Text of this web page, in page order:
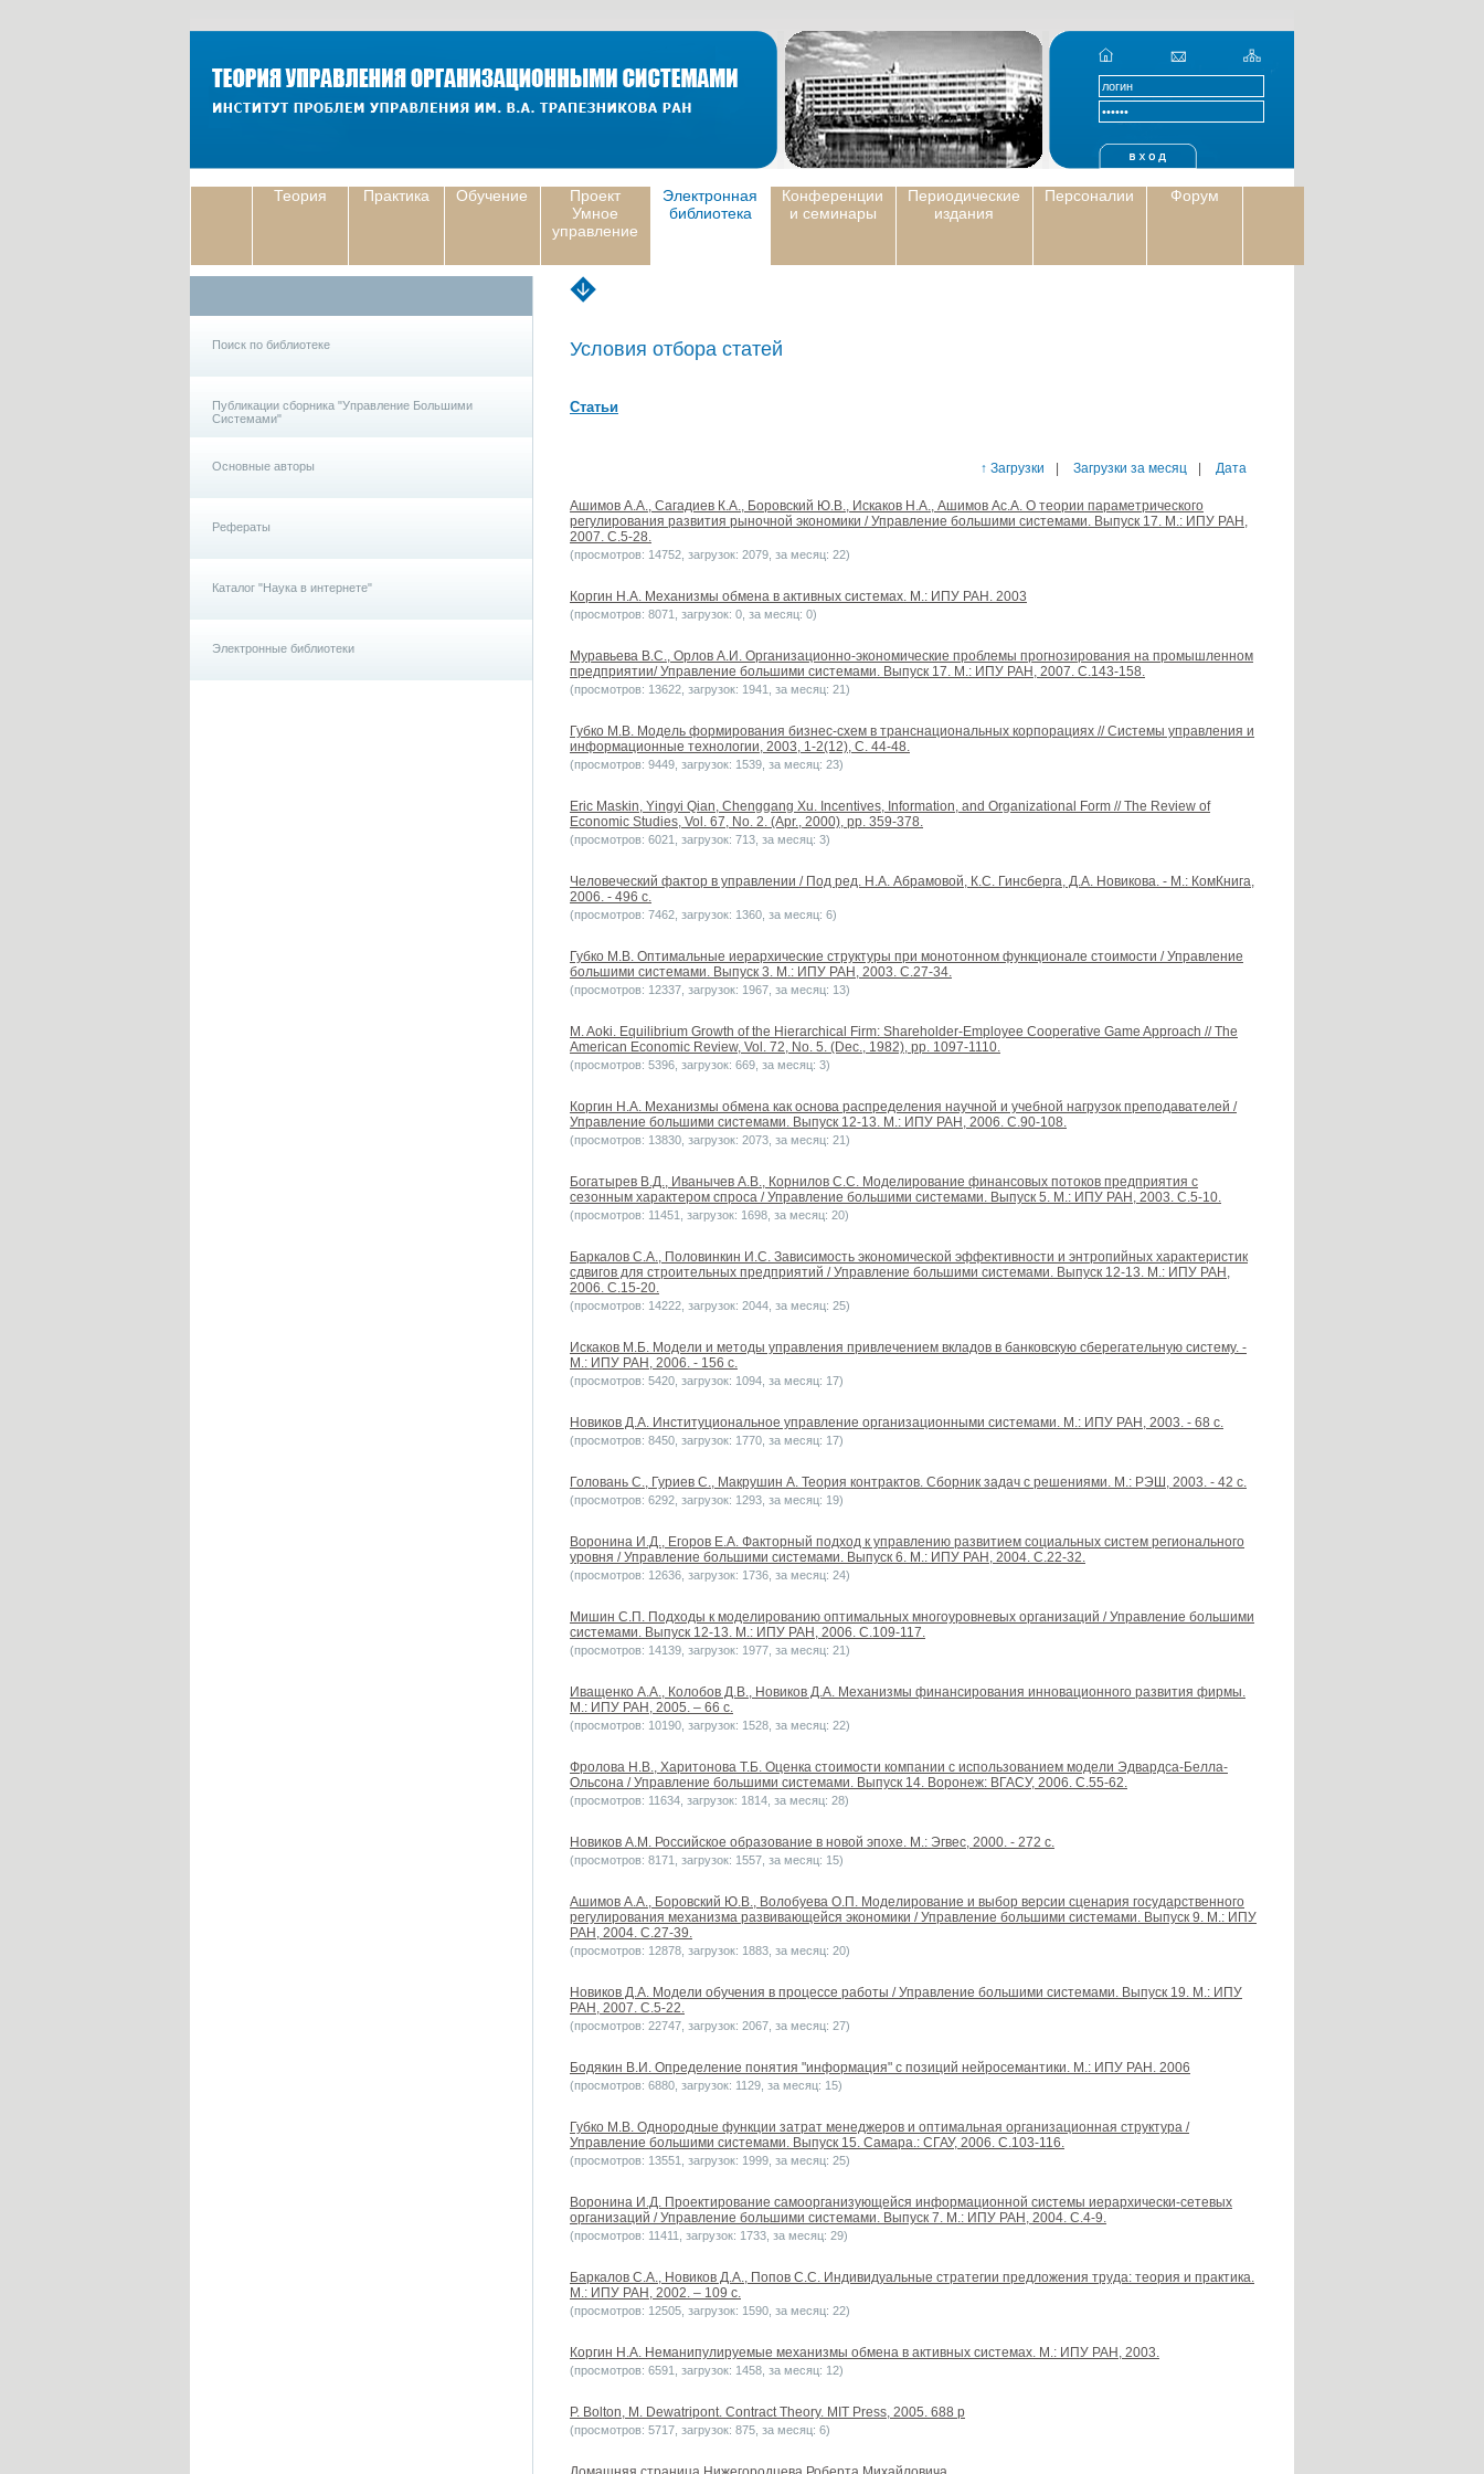
Теория Практика Обучение
Проект
Умное
управление
Электронная
библиотека
Конференции
и семинары
Периодические
издания
Персоналии Форум
Поиск по библиотеке
Публикации сборника "Управление Большими
Системами"
Основные авторы
Рефераты
Каталог "Наука в интернете"
Электронные библиотеки
Условия отбора статей
Статьи
↑ Загрузки Загрузки за месяц Дата
Ашимов А.А., Сагадиев К.А., Боровский Ю.В., Искаков Н.А., Ашимов Ас.А. О теории параметрического
регулирования развития рыночной экономики / Управление большими системами. Выпуск 17. М.: ИПУ РАН,
2007. С.5-28.
(просмотров: 14752, загрузок: 2079, за месяц: 22)
Коргин Н.А. Механизмы обмена в активных системах. М.: ИПУ РАН. 2003
(просмотров: 8071, загрузок: 0, за месяц: 0)
Муравьева В.С., Орлов А.И. Организационно-экономические проблемы прогнозирования на промышленном
предприятии/ Управление большими системами. Выпуск 17. М.: ИПУ РАН, 2007. С.143-158.
(просмотров: 13622, загрузок: 1941, за месяц: 21)
Губко М.В. Модель формирования бизнес-схем в транснациональных корпорациях // Системы управления и
информационные технологии, 2003, 1-2(12), C. 44-48.
(просмотров: 9449, загрузок: 1539, за месяц: 23)
Eric Maskin, Yingyi Qian, Chenggang Xu. Incentives, Information, and Organizational Form // The Review of
Economic Studies, Vol. 67, No. 2. (Apr., 2000), pp. 359-378.
(просмотров: 6021, загрузок: 713, за месяц: 3)
Человеческий фактор в управлении / Под ред. Н.А. Абрамовой, К.С. Гинсберга, Д.А. Новикова. - М.: КомКнига,
2006. - 496 с.
(просмотров: 7462, загрузок: 1360, за месяц: 6)
Губко М.В. Оптимальные иерархические структуры при монотонном функционале стоимости / Управление
большими системами. Выпуск 3. М.: ИПУ РАН, 2003. С.27-34.
(просмотров: 12337, загрузок: 1967, за месяц: 13)
M. Aoki. Equilibrium Growth of the Hierarchical Firm: Shareholder-Employee Cooperative Game Approach // The
American Economic Review, Vol. 72, No. 5. (Dec., 1982), pp. 1097-1110.
(просмотров: 5396, загрузок: 669, за месяц: 3)
Коргин Н.А. Механизмы обмена как основа распределения научной и учебной нагрузок преподавателей /
Управление большими системами. Выпуск 12-13. М.: ИПУ РАН, 2006. С.90-108.
(просмотров: 13830, загрузок: 2073, за месяц: 21)
Богатырев В.Д., Иванычев А.В., Корнилов С.С. Моделирование финансовых потоков предприятия с
сезонным характером спроса / Управление большими системами. Выпуск 5. М.: ИПУ РАН, 2003. С.5-10.
(просмотров: 11451, загрузок: 1698, за месяц: 20)
Баркалов С.А., Половинкин И.С. Зависимость экономической эффективности и энтропийных характеристик
сдвигов для строительных предприятий / Управление большими системами. Выпуск 12-13. М.: ИПУ РАН,
2006. С.15-20.
(просмотров: 14222, загрузок: 2044, за месяц: 25)
Искаков М.Б. Модели и методы управления привлечением вкладов в банковскую сберегательную систему. -
М.: ИПУ РАН, 2006. - 156 с.
(просмотров: 5420, загрузок: 1094, за месяц: 17)
Новиков Д.А. Институциональное управление организационными системами. М.: ИПУ РАН, 2003. - 68 с.
(просмотров: 8450, загрузок: 1770, за месяц: 17)
Головань С., Гуриев С., Макрушин А. Теория контрактов. Сборник задач с решениями. М.: РЭШ, 2003. - 42 с.
(просмотров: 6292, загрузок: 1293, за месяц: 19)
Воронина И.Д., Егоров Е.А. Факторный подход к управлению развитием социальных систем регионального
уровня / Управление большими системами. Выпуск 6. М.: ИПУ РАН, 2004. С.22-32.
(просмотров: 12636, загрузок: 1736, за месяц: 24)
Мишин С.П. Подходы к моделированию оптимальных многоуровневых организаций / Управление большими
системами. Выпуск 12-13. М.: ИПУ РАН, 2006. С.109-117.
(просмотров: 14139, загрузок: 1977, за месяц: 21)
Иващенко А.А., Колобов Д.В., Новиков Д.А. Механизмы финансирования инновационного развития фирмы.
М.: ИПУ РАН, 2005. – 66 с.
(просмотров: 10190, загрузок: 1528, за месяц: 22)
Фролова Н.В., Харитонова Т.Б. Оценка стоимости компании с использованием модели Эдвардса-Белла-
Ольсона / Управление большими системами. Выпуск 14. Воронеж: ВГАСУ, 2006. С.55-62.
(просмотров: 11634, загрузок: 1814, за месяц: 28)
Новиков А.М. Российское образование в новой эпохе. М.: Эгвес, 2000. - 272 c.
(просмотров: 8171, загрузок: 1557, за месяц: 15)
Ашимов А.А., Боровский Ю.В., Волобуева О.П. Моделирование и выбор версии сценария государственного
регулирования механизма развивающейся экономики / Управление большими системами. Выпуск 9. М.: ИПУ
РАН, 2004. С.27-39.
(просмотров: 12878, загрузок: 1883, за месяц: 20)
Новиков Д.А. Модели обучения в процессе работы / Управление большими системами. Выпуск 19. М.: ИПУ
РАН, 2007. С.5-22.
(просмотров: 22747, загрузок: 2067, за месяц: 27)
Бодякин В.И. Определение понятия "информация" с позиций нейросемантики. М.: ИПУ РАН. 2006
(просмотров: 6880, загрузок: 1129, за месяц: 15)
Губко М.В. Однородные функции затрат менеджеров и оптимальная организационная структура /
Управление большими системами. Выпуск 15. Самара.: СГАУ, 2006. С.103-116.
(просмотров: 13551, загрузок: 1999, за месяц: 25)
Воронина И.Д. Проектирование самоорганизующейся информационной системы иерархически-сетевых
организаций / Управление большими системами. Выпуск 7. М.: ИПУ РАН, 2004. С.4-9.
(просмотров: 11411, загрузок: 1733, за месяц: 29)
Баркалов С.А., Новиков Д.А., Попов С.С. Индивидуальные стратегии предложения труда: теория и практика.
М.: ИПУ РАН, 2002. – 109 с.
(просмотров: 12505, загрузок: 1590, за месяц: 22)
Коргин Н.А. Неманипулируемые механизмы обмена в активных системах. М.: ИПУ РАН, 2003.
(просмотров: 6591, загрузок: 1458, за месяц: 12)
P. Bolton, M. Dewatripont. Contract Theory. MIT Press, 2005. 688 p
(просмотров: 5717, загрузок: 875, за месяц: 6)